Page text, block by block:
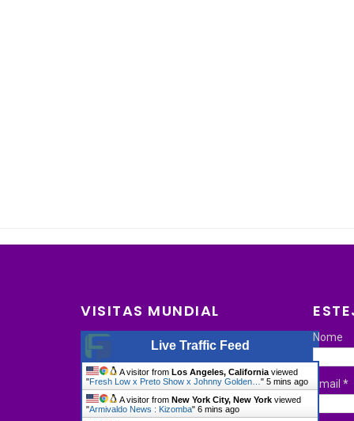
VISITAS MUNDIAL
Live Traffic Feed
A visitor from Los Angeles, California viewed
"Fresh Low x Preto Show x Johnny Golden… " 5 mins ago
A visitor from New York City, New York viewed
"Armivaldo News : Kizomba" 6 mins ago
Nome
Email *